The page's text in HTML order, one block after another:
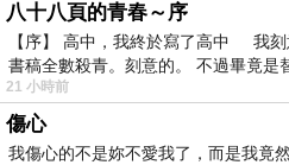
八十八頁的青春～序
【序】 高中，我終於寫了高中 我刻
書稿全數殺青。刻意的。 不過畢竟是
21 小時前
傷心
我傷心的不是妳不愛我了，而是我竟然